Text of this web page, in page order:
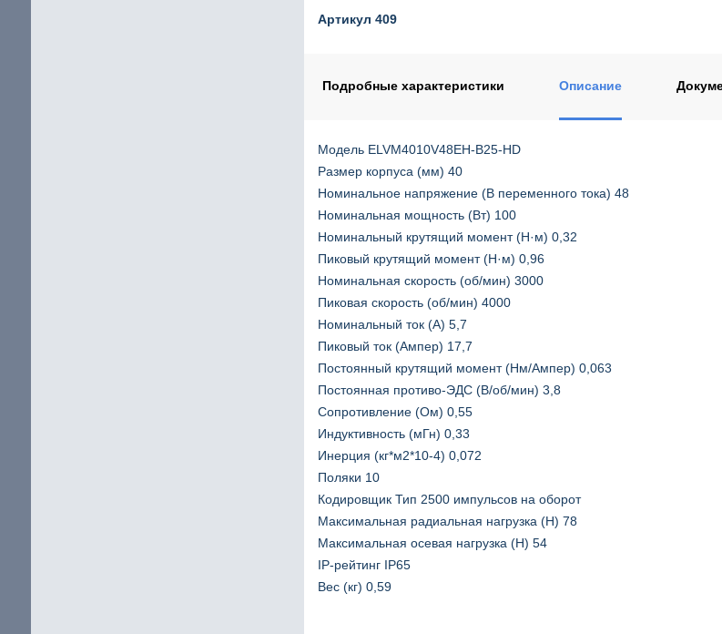
Шаговый двигатель с повышенным крутящим моментом
Артикул 409
Подробные характеристики Описание
Модель ELVM4010V48EH-B25-HD
Размер корпуса (мм) 40
Номинальное напряжение (В переменного тока) 48
Номинальная мощность (Вт) 100
Номинальный крутящий момент (Н·м) 0,32
Пиковый крутящий момент (Н·м) 0,96
Номинальная скорость (об/мин) 3000
Пиковая скорость (об/мин) 4000
Номинальный ток (А) 5,7
Пиковый ток (Ампер) 17,7
Постоянный крутящий момент (Нм/Ампер) 0,063
Постоянная противо-ЭДС (В/об/мин) 3,8
Сопротивление (Ом) 0,55
Индуктивность (мГн) 0,33
Инерция (кг*м2*10-4) 0,072
Поляки 10
Кодировщик Тип 2500 импульсов на оборот
Максимальная радиальная нагрузка (Н) 78
Максимальная осевая нагрузка (Н) 54
IP-рейтинг IP65
Вес (кг) 0,59